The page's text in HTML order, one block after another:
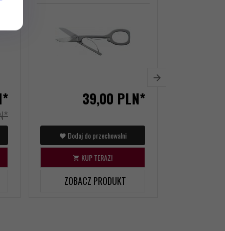
39,00 PLN*
Dodaj do przechowalni
KUP TERAZ!
ZOBACZ PRODUKT